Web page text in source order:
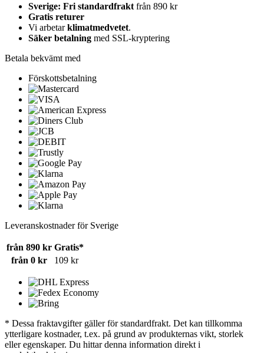
Sverige: Fri standardfrakt från 890 kr
Gratis returer
Vi arbetarklimatmedvetet.
Säker betalning med SSL-kryptering
Betala bekvämt med
Förskottsbetalning
Leveranskostnader för Sverige
från 890 kr Gratis*
från 0 kr
109 kr
* Dessa fraktavgifter gäller för standardfrakt. Det kan tillkomma
ytterligare kostnader, t.ex. på grund av produkternas vikt, storlek
eller egenskaper. Du hittar denna information direkt i